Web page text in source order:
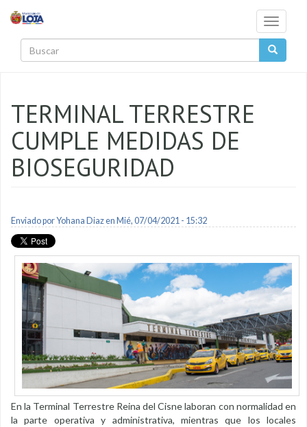
Toggle
TERMINAL TERRESTRE
CUMPLE MEDIDAS DE
BIOSEGURIDAD
Enviado porYohana Diazen Mié, 07/04/2021 - 15:32
En la Terminal Terrestre Reina del Cisne laboran con normalidad en
la parte operativa y administrativa, mientras que los locales